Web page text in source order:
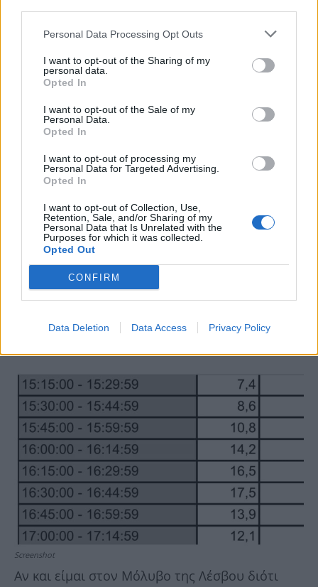
Personal Data Processing Opt Outs
I want to opt-out of the Sharing of my
personal data.
Opted In
I want to opt-out of the Sale of my
Personal Data.
Opted In
I want to opt-out of processing my
Personal Data for Targeted Advertising.
Opted In
I want to opt-out of Collection, Use,
Retention, Sale, and/or Sharing of my
Personal Data that Is Unrelated with the
Purposes for which it was collected.
Opted Out
CONFIRM
Data Deletion Data Access Privacy Policy
χαρούμενη η φίλη μου η Αναστασία.
Screenshot
Αν και είμαι στον Μόλυβο της Λέσβου διότι